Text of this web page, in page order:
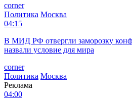
corner
Политика Москва
04:15
В МИД РФ отвергли заморозку
назвали условие для мира
corner
Политика Москва
Реклама
04:00